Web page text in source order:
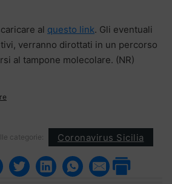
al questo link. Gli eventuali
verranno dirottati in un percorso
al tampone molecolare. (NR)
categorie: Coronavirus Sicilia